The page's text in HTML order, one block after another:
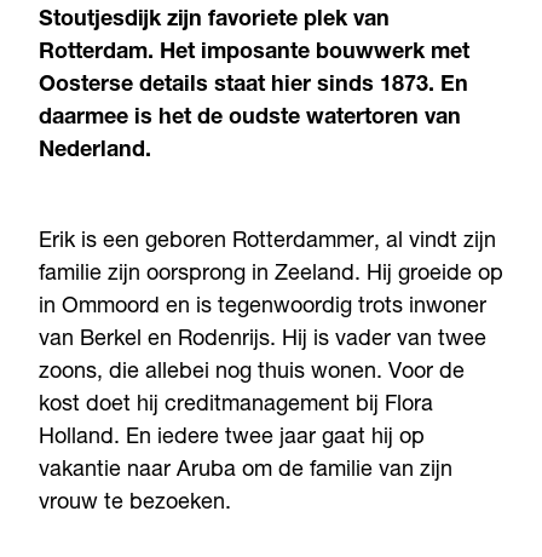
Stoutjesdijk zijn favoriete plek van
Rotterdam. Het imposante bouwwerk met
Oosterse details staat hier sinds 1873. En
daarmee is het de oudste watertoren van
Nederland.
Erik is een geboren Rotterdammer, al vindt zijn
familie zijn oorsprong in Zeeland. Hij groeide op
in Ommoord en is tegenwoordig trots inwoner
van Berkel en Rodenrijs. Hij is vader van twee
zoons, die allebei nog thuis wonen. Voor de
kost doet hij creditmanagement bij Flora
Holland. En iedere twee jaar gaat hij op
vakantie naar Aruba om de familie van zijn
vrouw te bezoeken.